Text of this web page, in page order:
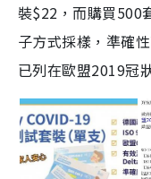
裝$22，而購買500
子方式採樣，準確
已列在歐盟2019冠